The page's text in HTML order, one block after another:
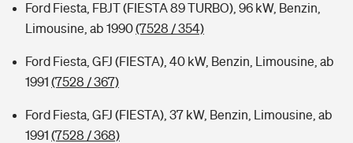
Ford Fiesta, FBJT (FIESTA 89 TURBO), 96 kW, Benzin,
Limousine, ab 1990(7528 / 354)
Ford Fiesta, GFJ (FIESTA), 40 kW, Benzin, Limousine, ab
1991 (7528 / 367)
Ford Fiesta, GFJ (FIESTA), 37 kW, Benzin, Limousine, ab
1991 (7528 / 368)